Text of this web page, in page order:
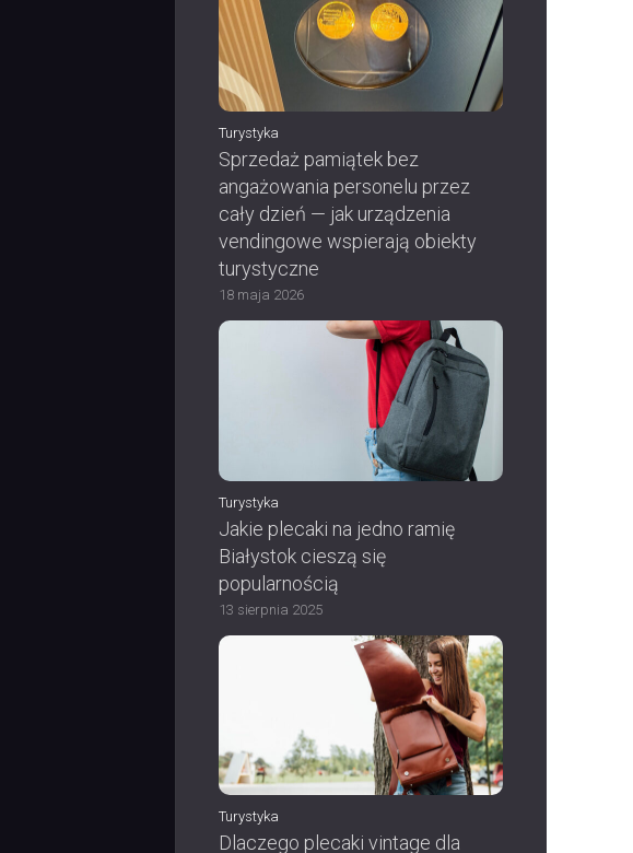
Turystyka
Sprzedaż pamiątek bez
angażowania personelu przez
cały dzień — jak urządzenia
vendingowe wspierają obiekty
turystyczne
18 maja 2026
Turystyka
Jakie plecaki na jedno ramię
Białystok cieszą się
popularnością
13 sierpnia 2025
Turystyka
Dlaczego plecaki vintage dla